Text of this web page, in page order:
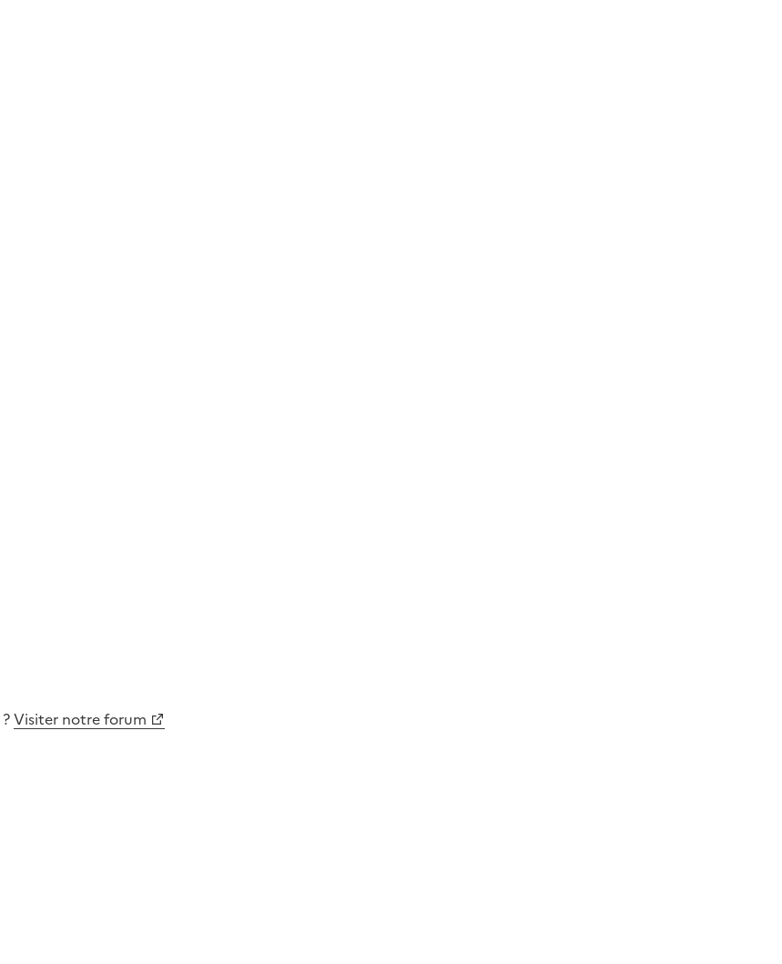
?Visiter notre forum